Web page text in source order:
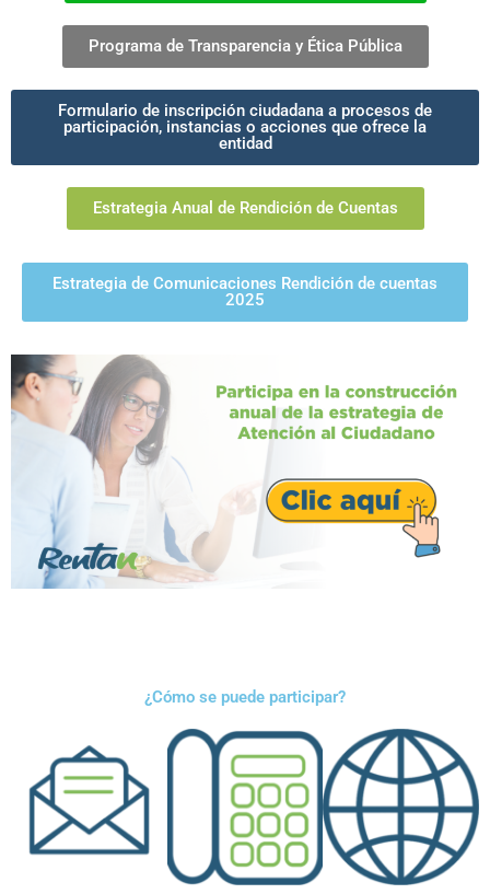
Programa de Transparencia y Ética Pública
Formulario de inscripción ciudadana a procesos de
participación, instancias o acciones que ofrece la
entidad
Estrategia Anual de Rendición de Cuentas
Estrategia de Comunicaciones Rendición de cuentas
2025
¿Cómo se puede participar?